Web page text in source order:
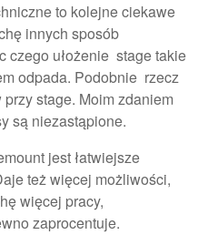
to kolejne ciekawe
innych sposób
czego ułożenie stage takie
odpada. Podobnie rzecz
stage. Moim zdaniem
są niezastąpione.
jest łatwiejsze
też więcej możliwości,
więcej pracy,
zaprocentuje.